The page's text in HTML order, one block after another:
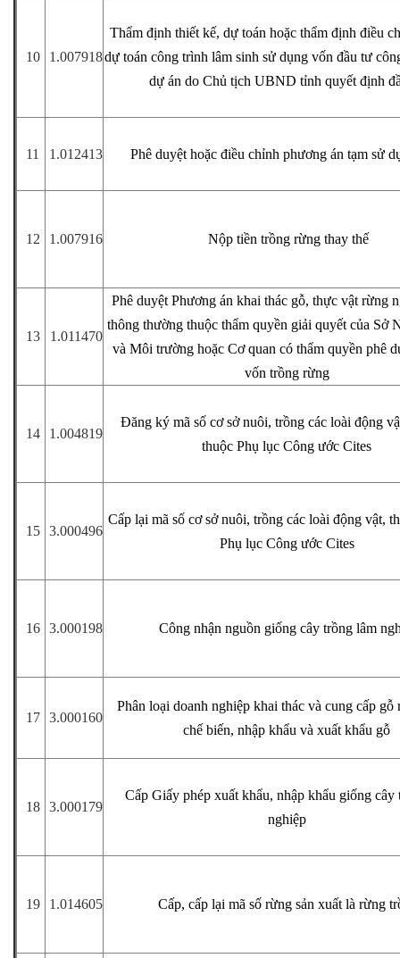
10 1.007918
Thẩm định thiết kế, dự toán hoặc thẩm định điều
dự toán công trình lâm sinh sử dụng vốn đầu tư
dự án do Chủ tịch UBND tỉnh quyết định
11 1.012413 Phê duyệt hoặc điều chỉnh phương án tạm sử
12 1.007916 Nộp tiền trồng rừng thay thế
13 1.011470
Phê duyệt Phương án khai thác gỗ, thực vật rừng
thông thường thuộc thẩm quyền giải quyết của Sở
và Môi trường hoặc Cơ quan có thẩm quyền phê
vốn trồng rừng
14 1.004819
Đăng ký mã số cơ sở nuôi, trồng các loài động
thuộc Phụ lục Công ước Cites
15 3.000496
Cấp lại mã số cơ sở nuôi, trồng các loài động vật,
Phụ lục Công ước Cites
16 3.000198 Công nhận nguồn giống cây trồng lâm
17 3.000160
Phân loại doanh nghiệp khai thác và cung cấp gỗ
chế biến, nhập khẩu và xuất khẩu gỗ
18 3.000179
Cấp Giấy phép xuất khẩu, nhập khẩu giống cây
nghiệp
19 1.014605 Cấp, cấp lại mã số rừng sản xuất là rừng